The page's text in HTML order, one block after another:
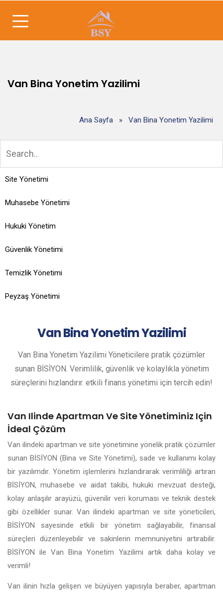
Van Bina Yonetim Yazilimi
Ana Sayfa » Van Bina Yonetim Yazilimi
Site Yönetimi
Muhasebe Yönetimi
Hukuki Yönetim
Güvenlik Yönetimi
Temizlik Yönetimi
Peyzaş Yönetimi
VanBina Yonetim Yazilimi
Van Bina Yonetim Yazilimi Yöneticilere pratik çözümler
sunan BİSİYON. Verimlilik, güvenlik ve kolaylıkla yönetim
süreçlerini hızlandırır. etkili finans yönetimi için tercih edin!
Van Ilinde Apartman Ve Site Yönetiminiz Için
İdeal Çözüm
Van ilindeki apartman ve site yönetimine yönelik pratik çözümler
sunan BİSİYON (Bina ve Site Yönetimi), sade ve kullanımı kolay
bir yazılımdır. Yönetim işlemlerini hızlandırarak verimliliği artıran
BİSİYON, muhasebe ve aidat takibi, hukuki mevzuat desteği,
kolay anlaşılır arayüzü, güvenilir veri koruması ve teknik destek
gibi özellikler sunar. Van ilindeki apartman ve site yöneticileri,
BİSİYON sayesinde etkili bir yönetim sağlayabilir, finansal
süreçleri düzenleyebilir ve sakinlerin memnuniyetini artırabilir.
BİSİYON ile Van Bina Yonetim Yazilimi artık daha kolay ve
verimli!
Van ilinin hızla gelişen ve büyüyen yapısıyla beraber, apartman